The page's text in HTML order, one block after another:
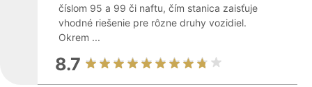
číslom 95 a 99 či naftu, čím stanica zaisťuje
vhodné riešenie pre rôzne druhy vozidiel.
Okrem ...
8.7